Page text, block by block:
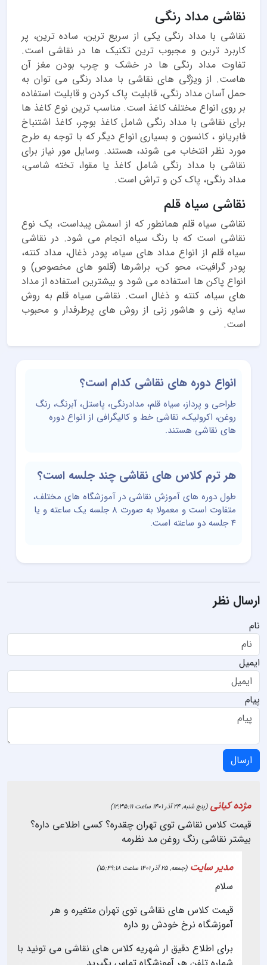
نقاشی مداد رنگی
نقاشی با مداد رنگی یکی از سریع ترین، ساده ترین، پر
کاربرد ترین و مجبوب ترین تکنیک ها در نقاشی است.
تفاوت مداد رنگی ها در خشک و چرب بودن مغز آن
هاست. از ویژگی های نقاشی با مداد رنگی می توان به
حمل آسان مداد رنگی، قابلیت پاک کردن و قابلیت استفاده
بر روی انواع مختلف کاغذ است. مناسب ترین نوع کاغذ ها
برای نقاشی با مداد رنگی شامل کاغذ بوچر، کاغذ اشتنباخ
فابریانو ، کانسون و بسیاری انواع دیگر که با توجه به طرح
مورد نظر انتخاب می شوند، هستند. وسایل مور نیاز برای
نقاشی با مداد رنگی شامل کاغذ یا مقوا، تخته شاسی،
مداد رنگی، پاک کن و تراش است.
نقاشی سیاه قلم
نقاشی سیاه قلم همانطور که از اسمش پیداست، یک نوع
نقاشی است که با رنگ سیاه انجام می شود. در نقاشی
سیاه قلم از انواع مداد های سیاه، پودر ذغال، مداد کنته،
پودر گرافیت، محو کن، براشرها (قلمو های مخصوص) و
انواع پاکن ها استفاده می شود و بیشترین استفاده از مداد
های سیاه، کنته و ذغال است. نقاشی سیاه قلم به روش
سایه زنی و هاشور زنی از روش های پرطرفدار و محبوب
است.
انواع دوره های نقاشی کدام است؟
طراحی و پرداز، سیاه قلم، مدادرنگی، پاستل، آبرنگ، رنگ
روغن، اکرولیک، نقاشی خط و کالیگرافی از انواع دوره
های نقاشی هستند.
هر ترم کلاس های نقاشی چند جلسه است؟
طول دوره های آموزش نقاشی در آموزشگاه های مختلف،
متفاوت است و معمولا به صورت 8 جلسه یک ساعته و یا
4 جلسه دو ساعته است.
ارسال نظر
نام
ایمیل
پیام
ارسال
مژده کیانی (پنج شنبه, 24 آذر 1401 ساعت 12:35:11)
قیمت کلاس نقاشی توی تهران چقدره؟ کسی اطلاعی داره؟
بیشتر نقاشی رنگ روغن مد نظرمه
مدیر سایت (جمعه, 25 آذر 1401 ساعت 15:49:18)
سلام
قیمت کلاس های نقاشی توی تهران متغیره و هر
آموزشگاه نرخ خودش رو داره
برای اطلاع دقیق ار شهریه کلاس های نقاشی می تونید با